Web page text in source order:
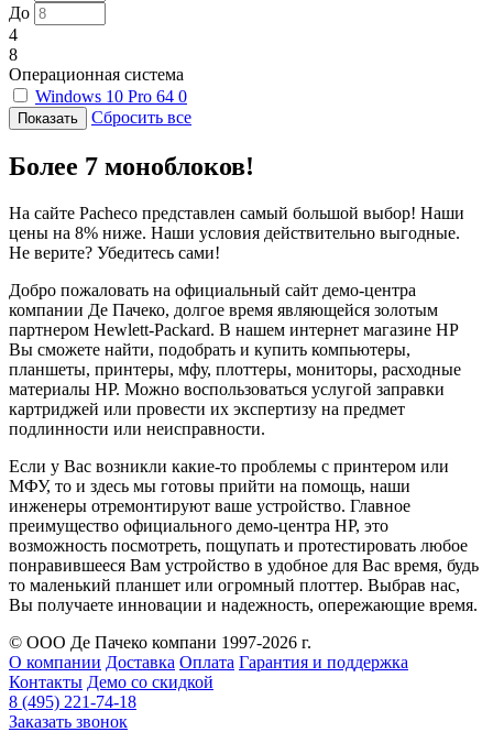
До
4
8
Операционная система
Windows 10 Pro 64 0
Сбросить все
Более 7 моноблоков!
На сайте Pacheco представлен самый большой выбор! Наши
цены на 8% ниже. Наши условия действительно выгодные.
Не верите? Убедитесь сами!
Добро пожаловать на официальный сайт демо-центра
компании Де Пачеко, долгое время являющейся золотым
партнером Hewlett-Packard. В нашем интернет магазине HP
Вы сможете найти, подобрать и купить компьютеры,
планшеты, принтеры, мфу, плоттеры, мониторы, расходные
материалы HP. Можно воспользоваться услугой заправки
картриджей или провести их экспертизу на предмет
подлинности или неисправности.
Если у Вас возникли какие-то проблемы с принтером или
МФУ, то и здесь мы готовы прийти на помощь, наши
инженеры отремонтируют ваше устройство. Главное
преимущество официального демо-центра HP, это
возможность посмотреть, пощупать и протестировать любое
понравившееся Вам устройство в удобное для Вас время, будь
то маленький планшет или огромный плоттер. Выбрав нас,
Вы получаете инновации и надежность, опережающие время.
© ООО Де Пачеко компани 1997-2026 г.
О компании Доставка Оплата Гарантия и поддержка
Контакты Демо со скидкой
8 (495) 221-74-18
Заказать звонок